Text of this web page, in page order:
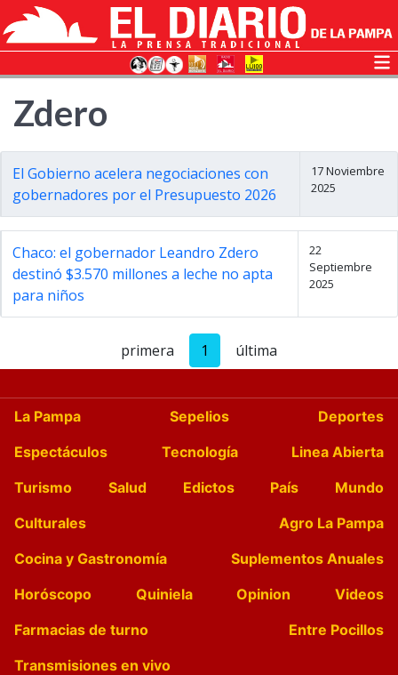
Zdero
El Gobierno acelera negociaciones con
gobernadores por el Presupuesto 2026
17 Noviembre
2025
Chaco: el gobernador Leandro Zdero
destinó $3.570 millones a leche no apta
para niños
22
Septiembre
2025
primera 1 última
La Pampa Sepelios
Deportes
Espectáculos
Tecnología
Linea Abierta
Turismo
Salud Edictos País
Mundo
Culturales
Agro La Pampa
Cocina y Gastronomía
Suplementos Anuales
Horóscopo
Quiniela Opinion
Videos
Farmacias de turno
Entre Pocillos
Transmisiones en vivo